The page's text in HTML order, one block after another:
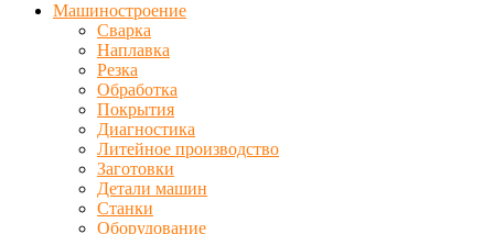
Машиностроение
Сварка
Наплавка
Резка
Обработка
Покрытия
Диагностика
Литейное производство
Заготовки
Детали машин
Станки
Оборудование